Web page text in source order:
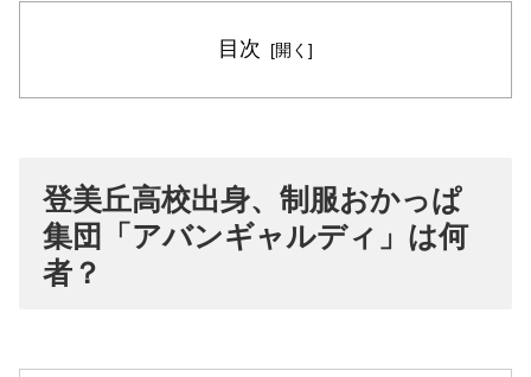
目次
登美丘高校出身、制服おかっぱ
集団「アバンギャルディ」は何
者？